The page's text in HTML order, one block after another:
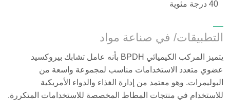
40 درجة مئوية
التطبيقات/ في صناعة مواد
يتميز المركب الكيميائي BPDH بأنه عامل تشابك بيروكسيد
عضوي متعدد الاستخدامات مناسب لمجموعة واسعة من
البوليمرات. وهو معتمد من إدارة الغذاء والدواء الأمريكية
للاستخدام في منتجات المطاط المخصصة للاستخدامات المتكررة.